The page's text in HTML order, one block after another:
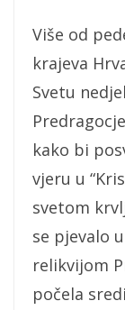
Više od
krajeva
Svetu
kako bi
vjeru u
svetom
se pjevalo
relikvijom
počela